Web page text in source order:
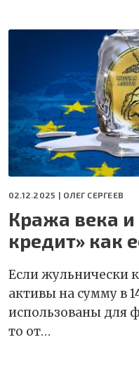
02.12.2025 | ОЛЕГ СЕРГЕЕВ
Кража века
кредит» как
Если жульнически
активы на сумму в
использованы для
то от…